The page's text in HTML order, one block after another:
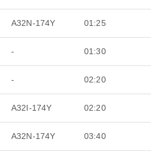
A32N-174Y 01:25
- 01:30
- 02:20
A32I-174Y 02:20
A32N-174Y 03:40